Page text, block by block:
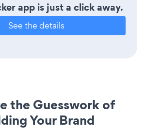
app is just a click away.
See the details
the Guesswork of
Your Brand